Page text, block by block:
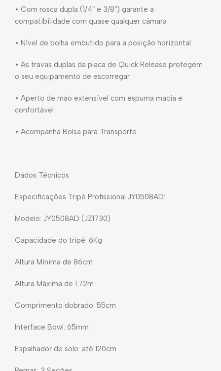
• Com rosca dupla (1/4″ e 3/8″) garante a
compatibilidade com quase qualquer câmara
• Nível de bolha embutido para a posição horizontal
• As travas duplas da placa de Quick Release protegem
o seu equipamento de escorregar
• Aperto de mão extensível com espuma macia e
confortável
• Acompanha Bolsa para Transporte
Dados Técnicos
Especificações Tripé Profissional JY0508AD:
Modelo: JY0508AD (JZ1730)
Capacidade do tripé: 6Kg
Altura Mínima de 86cm
Altura Máxima de 1.72m
Comprimento dobrado: 55cm
Interface Bowl: 65mm
Espalhador de solo: até 120cm